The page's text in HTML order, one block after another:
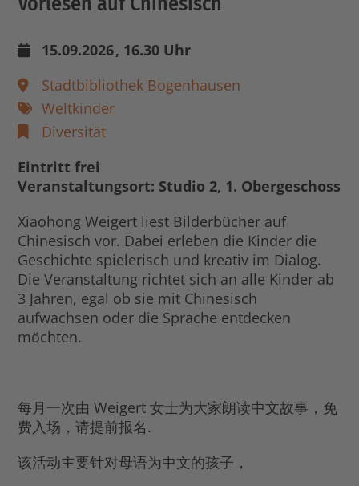
15.09.2026, 16.30 Uhr
Stadtbibliothek Bogenhausen
Weltkinder
Diversität
Eintritt frei
Veranstaltungsort: Studio 2, 1. Obergeschoss
Xiaohong Weigert liest Bilderbücher auf
Chinesisch vor. Dabei erleben die Kinder die
Geschichte spielerisch und kreativ im Dialog.
Die Veranstaltung richtet sich an alle Kinder ab
3 Jahren, egal ob sie mit Chinesisch
aufwachsen oder die Sprache entdecken
möchten.
每月一次由 Weigert 女士为大家朗读中文故事，免
费入场，请提前报名.
该活动主要针对母语为中文的孩子，